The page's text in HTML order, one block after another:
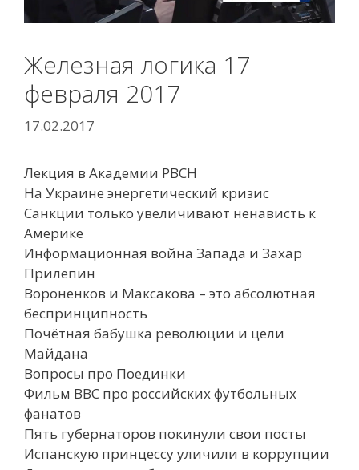
Железная логика 17
февраля 2017
17.02.2017
Лекция в Академии РВСН
На Украине энергетический кризис
Санкции только увеличивают ненависть к
Америке
Информационная война Запада и Захар
Прилепин
Вороненков и Максакова – это абсолютная
беспринципность
Почётная бабушка революции и цели
Майдана
Вопросы про Поединки
Фильм ВВС про российских футбольных
фанатов
Пять губернаторов покинули свои посты
Испанскую принцессу уличили в коррупции